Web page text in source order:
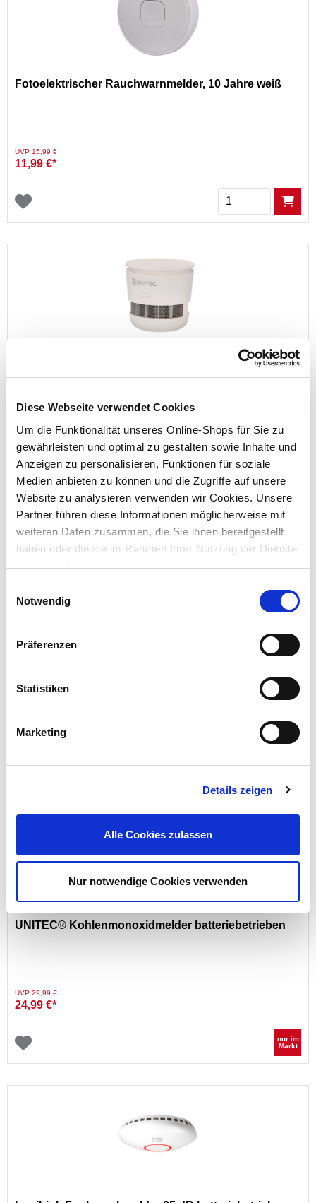
Diese Webseite verwendet Cookies
Um die Funktionalität unseres Online-Shops für Sie zu
gewährleisten und optimal zu gestalten sowie Inhalte und
Anzeigen zu personalisieren, Funktionen für soziale
Medien anbieten zu können und die Zugriffe auf unsere
Website zu analysieren verwenden wir Cookies. Unsere
Partner führen diese Informationen möglicherweise mit
weiteren Daten zusammen, die Sie ihnen bereitgestellt
haben oder die sie im Rahmen Ihrer Nutzung der Dienste
gesammelt haben.
Notwendig
Präferenzen
Statistiken
Marketing
Details zeigen
Alle Cookies zulassen
Nur notwendige Cookies verwenden
Fotoelektrischer Rauchwarnmelder, 10 Jahre weiß
Preis reduziert von
UVP 15,99 €auf
11,99 €*
Menge
UNITEC® Rauchmelder Mini Weiß 10 Jahre
Lebensdauer
Preis reduziert von
UVP 19,95 €auf
14,99 €*
Menge
Magnethalterung für Rauchmelder Ø 7 cm
UNITEC® Kohlenmonoxidmelder batteriebetrieben
Preis reduziert von
UVP 29,99 €auf
24,99 €*
nur im
Markt